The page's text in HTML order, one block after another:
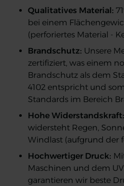
Qualitatives Material:
bei einem
(perforiertes Material -
Brandschutz: Unsere
zertifiziert, was einem
Brandschutz als dem
4102 entspricht und
Standards im Bereich
Hohe Widerstandskraft:
widersteht Regen,
Windlast (aufgrund der
Hochwertiger Druck:
Maschinen und dem
garantieren wir beste